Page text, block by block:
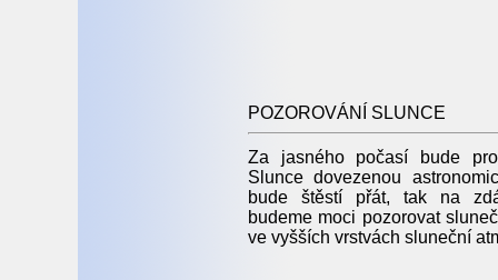
POZOROVÁNÍ SLUNCE
Za jasného počasí bude
Slunce dovezenou
bude štěstí přát, tak na
budeme moci pozorovat
ve vyšších vrstvách sluneční